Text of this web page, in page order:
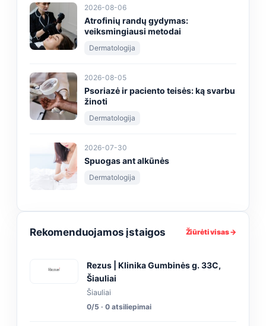
2026-08-06
Atrofinių randų gydymas:
veiksmingiausi metodai
Dermatologija
2026-08-05
Psoriazė ir paciento teisės: ką svarbu
žinoti
Dermatologija
2026-07-30
Spuogas ant alkūnės
Dermatologija
Rekomenduojamos įstaigos Žiūrėti visas →
Rezus | Klinika Gumbinės g. 33C,
Šiauliai
Šiauliai
0/5 · 0 atsiliepimai